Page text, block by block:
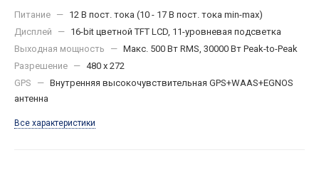
Питание — 12 В пост. тока (10 - 17 В пост. тока min-max)
Дисплей
— 16-bit цветной TFT LCD, 11-уровневая подсветка
Выходная мощность
— Макс. 500 Вт RMS, 30000 Вт Peak-to-Peak
Разрешение — 480 x 272
GPS
— Внутренняя высокочувствительная GPS+WAAS+EGNOS
антенна
Все характеристики